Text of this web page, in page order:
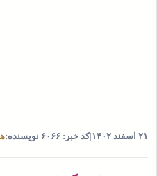
۲۱ اسفند ۱۴۰۲ |کد خبر: ۶۰۶۶ نویسنده: